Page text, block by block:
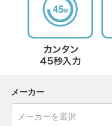
メーカー